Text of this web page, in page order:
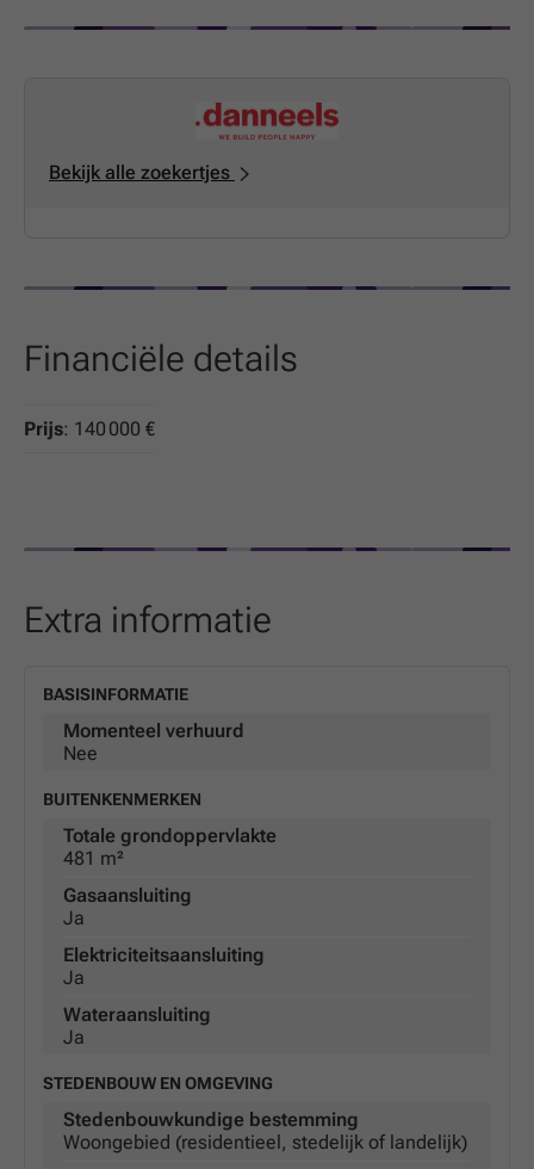
centraal park, meerdere speelzones en wadi’s voorzien.
Bekijk alle zoekertjes
Financiële details
Prijs: 140 000 €
Extra informatie
BASISINFORMATIE
Momenteel verhuurd
Nee
BUITENKENMERKEN
Totale grondoppervlakte
481 m²
Gasaansluiting
Ja
Elektriciteitsaansluiting
Ja
Wateraansluiting
Ja
STEDENBOUW EN OMGEVING
Stedenbouwkundige bestemming
Woongebied (residentieel, stedelijk of landelijk)